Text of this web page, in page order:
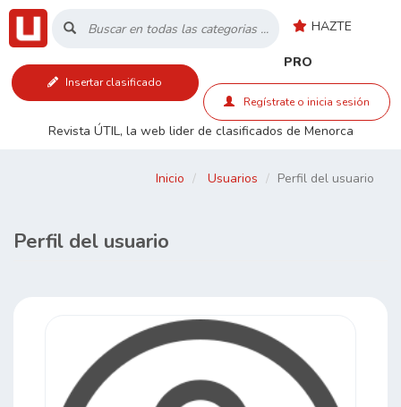
HAZTE
PRO
Insertar clasificado
Regístrate o inicia sesión
Revista ÚTIL, la web lider de clasificados de Menorca
Inicio
RSS
Inicio Usuarios Perfil del usuario
Perfil del usuario